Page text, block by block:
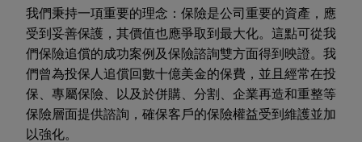
我們秉持一項重要的理念：保險是公司重要的資產，應
受到妥善保護，其價值也應爭取到最大化。這點可從我
們保險追償的成功案例及保險諮詢雙方面得到映證。我
們曾為投保人追償回數十億美金的保費，並且經常在投
保、專屬保險、以及於併購、分割、企業再造和重整等
保險層面提供諮詢，確保客戶的保險權益受到維護並加
以強化。